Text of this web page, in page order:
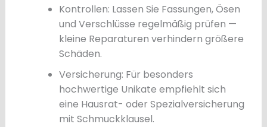
Kontrollen: Lassen Sie Fassungen, Ösen
und Verschlüsse regelmäßig prüfen —
kleine Reparaturen verhindern größere
Schäden.
Versicherung: Für besonders
hochwertige Unikate empfiehlt sich
eine Hausrat- oder Spezialversicherung
mit Schmuckklausel.